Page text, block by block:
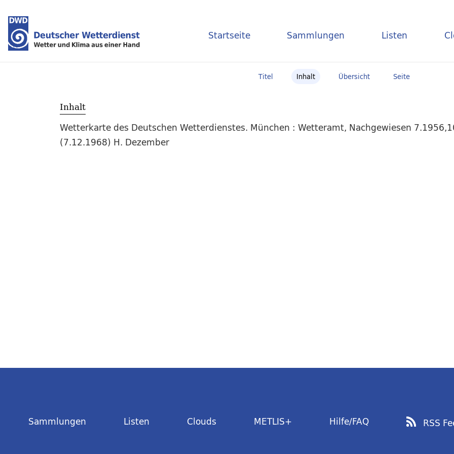
Startseite Sammlungen Listen
Titel Inhalt Übersicht Seite
Inhalt
Wetterkarte des Deutschen Wetterdienstes. München : Wetteramt, Nachgewiesen
(7.12.1968) H. Dezember
Sammlungen Listen Clouds METLIS+ Hilfe/FAQ RSS